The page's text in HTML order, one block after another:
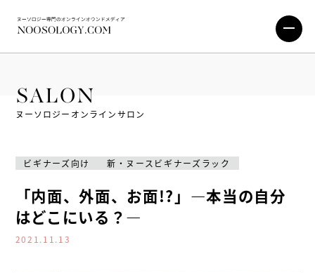
SALON
ヌーソロジーオンラインサロン
ビギナーズ向け 新・ヌースビギナーズラック
「内面、外面、お面!?」―本当の自分
はどこにいる？―
2021.11.13